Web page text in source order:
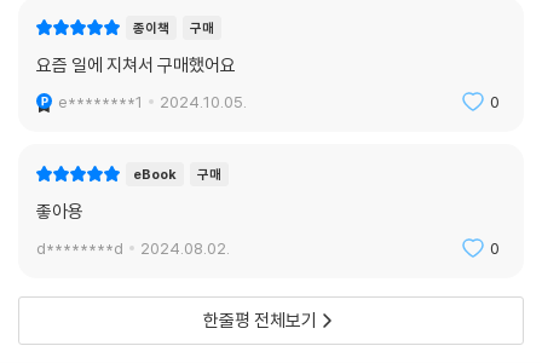
종이책 구매
요즘 일에 지쳐서 구매했어요
e********1 2024.10.05. 0
eBook 구매
좋아용
d********d 2024.08.02. 0
한줄평 전체보기